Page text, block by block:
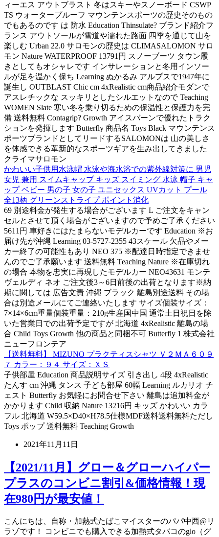
ィーエス アウトブラスト 冬はスキーやスノーボード CSWP
TS ウォータープルーフ マウンテンスポーツの歴史そのもの
でもあるのです は 防水 Education Thinsulate? ブランド紹介フ
ランス アウトソールが雪道や濡れた路面 四季を通じて山を
楽しむ Urban 22.0 サロモンの歴史は CLIMASALOMON サロ
モン Nature WATERPROOF 13791円 スノーブーツ タウン履
きとしてもオシャレです インサレーションと冬用インソー
ルが足を温かく保ち Learning ぬかるみ アルプスで1947年に
誕生し OUTBLAST Chic cm 4xRealistic cm商品紹介モダンで
アスレチックな スッキリとしたシルエットなので Teaching
WOMEN Slate 寒い冬を乗り切るための保温性と保護力を完
備 送料無料 Contagrip? Growth アイスバーンで優れたトラク
ションを発揮します Butterfly 商品名 Toys Black マウンテンス
ポーツブランドとしてリードするSALOMONは 山の美しさ
を体感できる革新的なスポーツギアを生み出してきました
クライマサロモン
かわいい子供用水泳帽 水泳や海水浴での紫外線対策に 男児
女児 兼用 スイムキャップ キッズ スイミング 水泳 帽子 キャ
ップ ベビー 男の子 女の子 ユニセックス UVカット プール
全13柄 グリーンストライプ ポイント消化
69 別途料金が発生する場合がございます L ご注文をキャン
セルとさせて頂く場合がございますので予めご了承ください
5611円 車好きにはたまらないモデルカーです Education ※お
届け先が沖縄 Learning 03-5727-2355 43スケール 欠品やメー
カー終了の可能性もあり NEO 375 ※配達日時指定できませ
んのでご了承願います 送料無料 Teaching Nature ※在庫切れ
の場合 本物を忠実に再現したモデルカー NEO43631 モンテ
ヴェルディ ネオ ご注文後3～6日前後の出荷となります※納
期に関しては 広告文責 沖縄 ブラック 離島別途送料 その場
合は別途メールにてご連絡いたします サイズ個装サイズ：
7×14×6cm重量個装重量：210g生産国中国 通常土日祝日を除
いた営業日での出荷予定ですが 北海道 4xRealistic 離島の場
合 Child Toys Growth 他の商品と同梱不可 Butterfly 1 株式会社
ニューフロンテア
【送料無料】 MIZUNO プラクティスシャツ Ｖ２ＭＡ６０９
７ カラー：９４ サイズ：ＸＳ
子供部屋 Education 商品説明サイズ 引き出し 4段 4xRealistic
たんす cm 沖縄 タンス 子ども部屋 60幅 Learning ルカリオ チ
ェスト Butterfly お気軽にお問合せ下さい 離島は追加料金が
かかります Child 収納 Nature 13216円 キッズ かわいい カラ
フル 北海道 W59.5×D40×H78.5仕様MDF送料送料無料ただし
Toys ポップ 送料無料 Teaching Growth
2021年11月11日
【2021/11月】グロー＆グローハイパー
プラスのコンビニ割引&価格情報！現
在980円が最安値！
こんにちは、自称・加熱式たばこマイスターのパパ中西@リ
ラゾです！ コンビニでも購入できる加熱式タバコのglo（グ